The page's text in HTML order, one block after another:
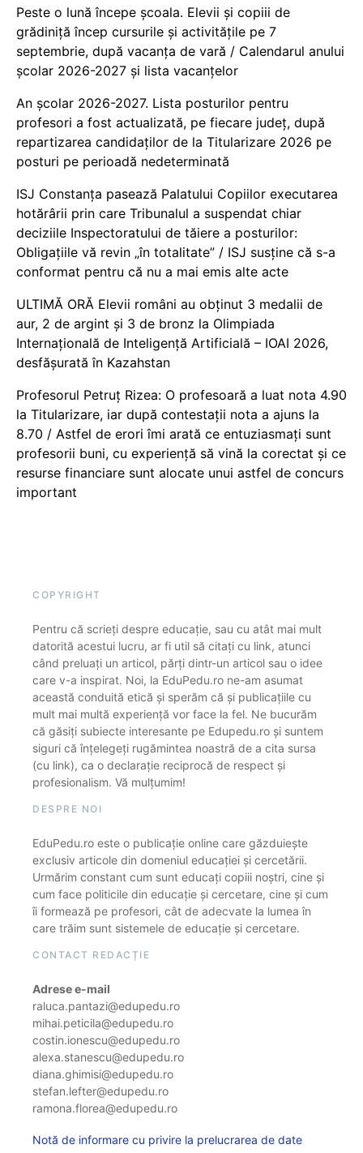
Peste o lună începe școala. Elevii și copiii de
grădiniță încep cursurile și activitățile pe 7
septembrie, după vacanța de vară / Calendarul anului
școlar 2026-2027 și lista vacanțelor
An școlar 2026-2027. Lista posturilor pentru
profesori a fost actualizată, pe fiecare județ, după
repartizarea candidaților de la Titularizare 2026 pe
posturi pe perioadă nedeterminată
ISJ Constanța pasează Palatului Copiilor executarea
hotărârii prin care Tribunalul a suspendat chiar
deciziile Inspectoratului de tăiere a posturilor:
Obligațiile vă revin „în totalitate” / ISJ susține că s-a
conformat pentru că nu a mai emis alte acte
ULTIMĂ ORĂ Elevii români au obținut 3 medalii de
aur, 2 de argint și 3 de bronz la Olimpiada
Internațională de Inteligență Artificială – IOAI 2026,
desfășurată în Kazahstan
Profesorul Petruț Rizea: O profesoară a luat nota 4.90
la Titularizare, iar după contestații nota a ajuns la
8.70 / Astfel de erori îmi arată ce entuziasmați sunt
profesorii buni, cu experiență să vină la corectat și ce
resurse financiare sunt alocate unui astfel de concurs
important
COPYRIGHT
Pentru că scrieți despre educație, sau cu atât mai mult
datorită acestui lucru, ar fi util să citați cu link, atunci
când preluați un articol, părți dintr-un articol sau o idee
care v-a inspirat. Noi, la EduPedu.ro ne-am asumat
această conduită etică și sperăm că și publicațiile cu
mult mai multă experiență vor face la fel. Ne bucurăm
că găsiți subiecte interesante pe Edupedu.ro și suntem
siguri că înțelegeți rugămintea noastră de a cita sursa
(cu link), ca o declarație reciprocă de respect și
profesionalism. Vă mulțumim!
DESPRE NOI
EduPedu.ro este o publicație online care găzduiește
exclusiv articole din domeniul educației și cercetării.
Urmărim constant cum sunt educați copiii noștri, cine și
cum face politicile din educație și cercetare, cine și cum
îi formează pe profesori, cât de adecvate la lumea în
care trăim sunt sistemele de educație și cercetare.
CONTACT REDACȚIE
Adrese e-mail
raluca.pantazi@edupedu.ro
mihai.peticila@edupedu.ro
costin.ionescu@edupedu.ro
alexa.stanescu@edupedu.ro
diana.ghimisi@edupedu.ro
stefan.lefter@edupedu.ro
ramona.florea@edupedu.ro
Notă de informare cu privire la prelucrarea de date